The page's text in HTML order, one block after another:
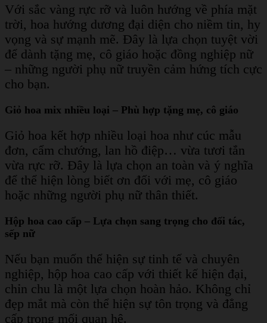
Với sắc vàng rực rỡ và luôn hướng về phía mặt
trời, hoa hướng dương đại diện cho niềm tin, hy
vọng và sự mạnh mẽ. Đây là lựa chọn tuyệt vời
để dành tặng mẹ, cô giáo hoặc đồng nghiệp nữ
– những người phụ nữ truyền cảm hứng tích cực
cho bạn.
Giỏ hoa mix nhiều loại – Phù hợp tặng mẹ, cô giáo
Giỏ hoa kết hợp nhiều loại hoa như cúc mẫu
đơn, cẩm chướng, lan hồ điệp… vừa tươi tắn
vừa rực rỡ. Đây là lựa chọn an toàn và ý nghĩa
để thể hiện lòng biết ơn đối với mẹ, cô giáo
hoặc những người phụ nữ thân thiết.
Hộp hoa cao cấp – Lựa chọn sang trọng cho đối tác,
sếp nữ
Nếu bạn muốn thể hiện sự tinh tế và chuyên
nghiệp, hộp hoa cao cấp với thiết kế hiện đại,
chỉn chu là một lựa chọn hoàn hảo. Không chỉ
đẹp mắt mà còn thể hiện sự tôn trọng và đẳng
cấp trong mối quan hệ.